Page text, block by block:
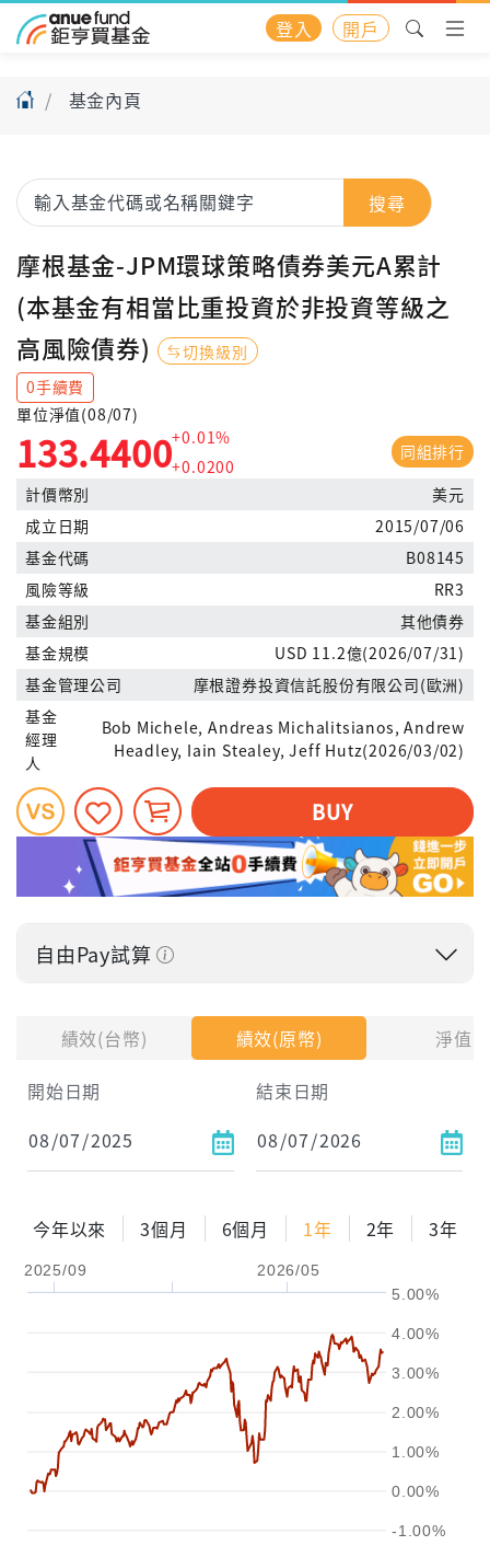
登入 開戶
基金內頁
績效(台幣) 績效(原幣)
淨值
開始日期
結束日期
今年以來 3個月 6個月 1年 2年 3年
2025/09 2026/05
-1.00%
0.00%
1.00%
2.00%
3.00%
4.00%
5.00%
搜尋
摩根基金-JPM環球策略債券美元A累計
(本基金有相當比重投資於非投資等級之
高風險債券)
切換級別
0手續費
單位淨值(08/07)
133.4400+0.01%
+0.0200
同組排行
計價幣別
美元
成立日期
2015/07/06
基金代碼
B08145
風險等級
RR3
基金組別
其他債券
基金規模
USD 11.2億(2026/07/31)
基金管理公司
摩根證券投資信託股份有限公司(歐洲)
基金
經理
人
Bob Michele, Andreas Michalitsianos, Andrew
Headley, Iain Stealey, Jeff Hutz(2026/03/02)
BUY
自由Pay試算
每月Pay出方式
依金額
依比例
0% 年化自由Pay率
2年 3年
試算